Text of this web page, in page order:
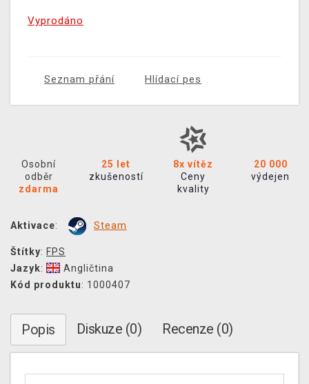
Vyprodáno
Seznam přání Hlídací pes
Osobní
odběr
zdarma
25 let
zkušeností
8x vítěz
Ceny
kvality
20 000
výdejen
Aktivace: Steam
Štítky: FPS
Jazyk:
Angličtina
Kód produktu: 1000407
Popis Diskuze (0) Recenze (0)